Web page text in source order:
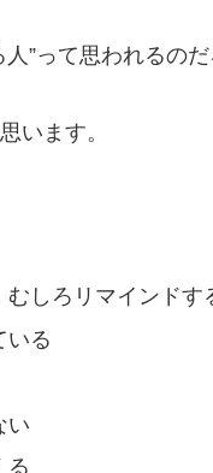
”って思われるのだ
います。
むしろリマインドす
いる
い
る